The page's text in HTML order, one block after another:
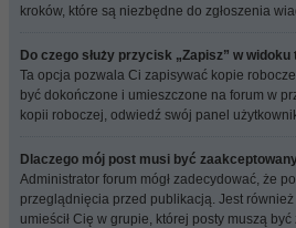
kroków, które są niezbędne do zgłoszenia
Do czego służy przycisk „Zapisz” w
Ta opcja pozwala Ci zapisywać kopie
być dokończone i umieszczone na forum w
kopii roboczej, odwiedź swój panel
Dlaczego mój post musi być
Administrator forum mógł zadecydować, że
przeglądnięcia przed publikacją. Jest
umieścił Cię w grupie, której posty muszą